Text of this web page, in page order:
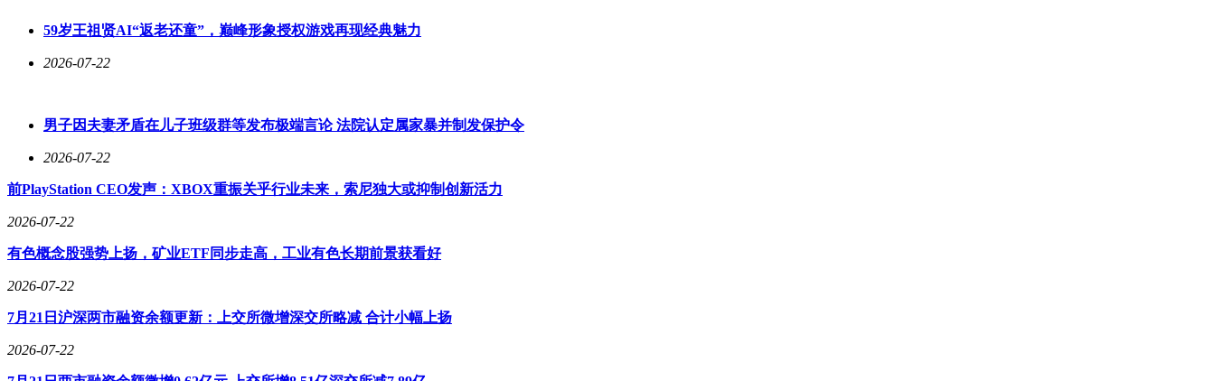
59岁王祖贤AI“返老还童”，巅峰形象授权游戏再现经典魅力
2026-07-22
男子因夫妻矛盾在儿子班级群等发布极端言论 法院认定属家暴并制发保护令
2026-07-22
前PlayStation CEO发声：XBOX重振关乎行业未来，索尼独大或抑制创新活力
2026-07-22
有色概念股强势上扬，矿业ETF同步走高，工业有色长期前景获看好
2026-07-22
7月21日沪深两市融资余额更新：上交所微增深交所略减 合计小幅上扬
2026-07-22